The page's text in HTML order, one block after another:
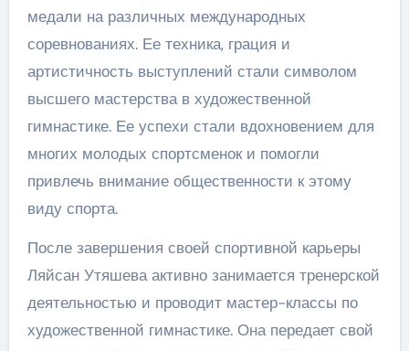
медали на различных международных
соревнованиях. Ее техника, грация и
артистичность выступлений стали символом
высшего мастерства в художественной
гимнастике. Ее успехи стали вдохновением для
многих молодых спортсменок и помогли
привлечь внимание общественности к этому
виду спорта.
После завершения своей спортивной карьеры
Ляйсан Утяшева активно занимается тренерской
деятельностью и проводит мастер-классы по
художественной гимнастике. Она передает свой